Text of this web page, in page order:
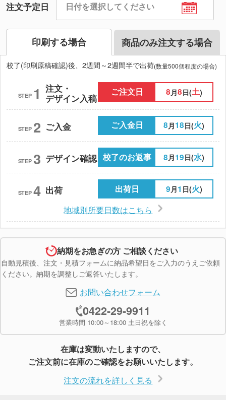
注文予定日
印刷する場合 商品のみ注文する場合
校了(印刷原稿確認)後、2週間～2週間半で出荷(数量500個程度の場合)
STEP 1 注文・
デザイン入稿
ご注文日 8 月8日(土)
STEP 2 ご入金 ご入金日 8 月18日(火)
STEP 3 デザイン確認 校了のお返事 8月19日(水)
STEP 4 出荷 出荷日 9月1 日(火)
地域別所要日数はこちら
納期をお急ぎの方 ご相談ください
自動見積後、注文・見積フォームに納品希望日をご入力のうえご依頼
ください。納期を調整しご返答いたします。
お問い合わせフォーム
0422-29-9911
営業時間 10:00～18:00 土日祝を除く
在庫は変動いたしますので、
ご注文前に在庫のご確認をお願いいたします。
注文の流れを詳しく見る